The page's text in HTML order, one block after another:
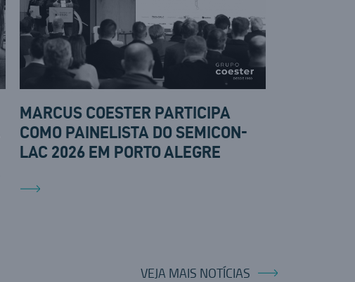
MARCUS COESTER PARTICIPA
COMO PAINELISTA DO SEMICON-
LAC 2026 EM PORTO ALEGRE
VEJA MAIS NOTÍCIAS